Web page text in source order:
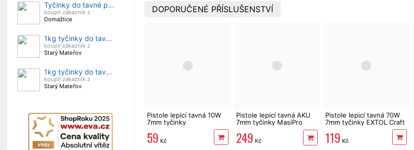
Tyčinky do tavné p...
koupil zákazník z
Domažlice
1kg tyčinky do tav...
koupil zákazník z
Starý Mateřov
1kg tyčinky do tav...
koupil zákazník z
Starý Mateřov
DOPORUČENÉ PŘÍSLUŠENSTVÍ
Pistole lepicí tavná 10W
7mm tyčinky
59 Kč
Pistole lepicí tavná AKU
7mm tyčinky MasiPro
249 Kč
Pistole lepicí tavná 70W
7mm tyčinky EXTOL Craft
119 Kč